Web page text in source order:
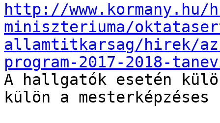
http://
miniszteriuma/
allamtitkarsag/hirek/
program-2017-2018-
A hallgatók esetén
külön a